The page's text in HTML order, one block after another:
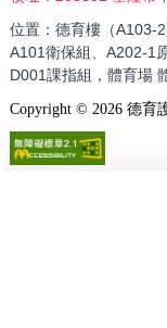
位置：德育樓（A103-
A101衛保組、A202-1
D001課指組，體育場
Copyright © 2026德育